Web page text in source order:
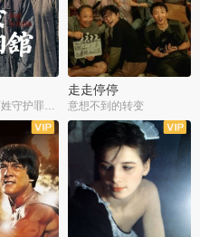
南京沦陷，百姓守护罪证底片
走走停停
意想不到的转变